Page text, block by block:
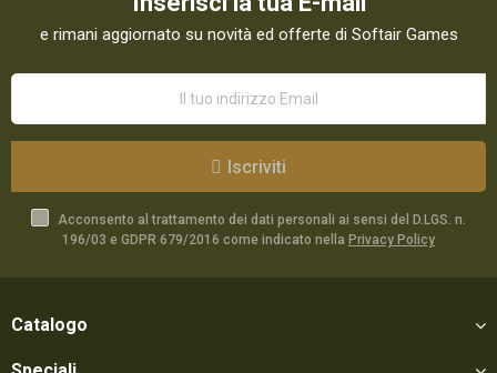
e rimani aggiornato su novità ed offerte di Softair Games
Iscriviti
Acconsento al trattamento dei dati personali ai sensi del D.LGS. n.
196/03 e GDPR 679/2016 come indicato nella Privacy Policy
Catalogo